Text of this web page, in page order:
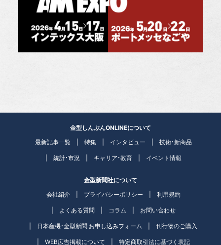
金型しんぶんONLINEについて
最新記事一覧
特集 インタビュー 技術・新商品
統計・市況 キャリア・教育 イベント情報
金型新聞社について
会社紹介
プライバシーポリシー 利用規約
よくある質問 コラム お問い合わせ
日本産機・金型新聞 お申し込みフォーム 刊行物のご購入
WEB広告掲載について 特定商取引法に基づく表記